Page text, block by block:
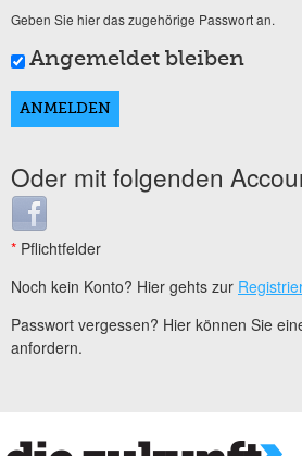
Geben Sie hier das zugehörige Passwort an.
Angemeldet bleiben
Oder mit folgenden
Login with Facebook
* Pflichtfelder
Noch kein Konto? Hier gehts zur
Passwort vergessen? Hier können Sie
anfordern.